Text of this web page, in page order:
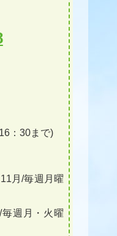
：30まで)
月/毎週月曜
週月・火曜